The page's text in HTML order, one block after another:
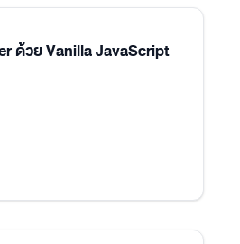
ด้วย Vanilla JavaScript